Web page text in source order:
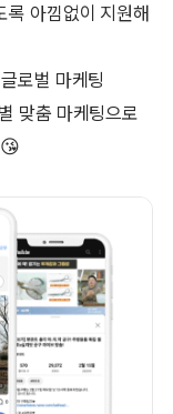
록 아낌없이 지원해
로벌 마케팅
맞춤 마케팅으로